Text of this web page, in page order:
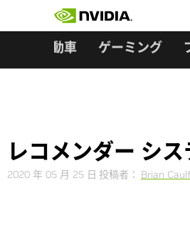
自動車 ゲーミング
レコメンダー シ
2020 年 05 月 25 日 投稿者： Brian